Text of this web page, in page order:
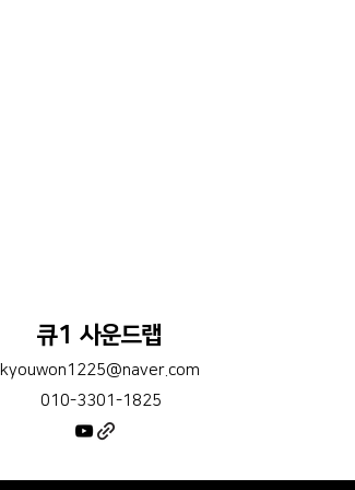
큐1 사운드랩
kyouwon1225@naver.com
010-3301-1825